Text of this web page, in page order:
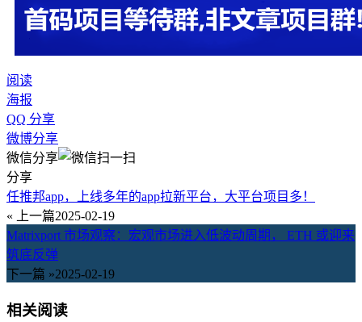
阅读
海报
QQ 分享
微博分享
微信分享
分享
任推邦app，上线多年的app拉新平台，大平台项目多！
« 上一篇2025-02-19
Matrixport 市场观察：宏观市场进入低波动周期， ETH 或迎来
筑底反弹
下一篇 »2025-02-19
相关阅读